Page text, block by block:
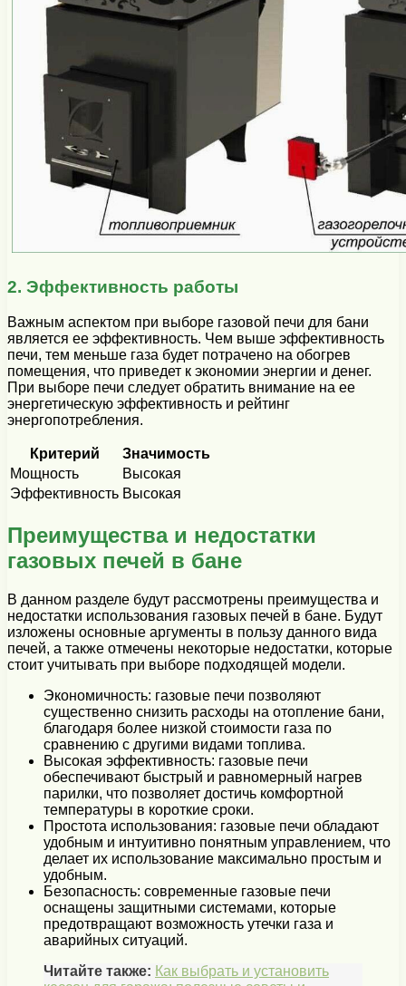
2. Эффективность работы
Важным аспектом при выборе газовой печи для бани
является ее эффективность. Чем выше эффективность
печи, тем меньше газа будет потрачено на обогрев
помещения, что приведет к экономии энергии и денег.
При выборе печи следует обратить внимание на ее
энергетическую эффективность и рейтинг
энергопотребления.
Критерий
Значимость
Мощность
Высокая
Эффективность Высокая
Преимущества и недостатки
газовых печей в бане
В данном разделе будут рассмотрены преимущества и
недостатки использования газовых печей в бане. Будут
изложены основные аргументы в пользу данного вида
печей, а также отмечены некоторые недостатки, которые
стоит учитывать при выборе подходящей модели.
Экономичность: газовые печи позволяют
существенно снизить расходы на отопление бани,
благодаря более низкой стоимости газа по
сравнению с другими видами топлива.
Высокая эффективность: газовые печи
обеспечивают быстрый и равномерный нагрев
парилки, что позволяет достичь комфортной
температуры в короткие сроки.
Простота использования: газовые печи обладают
удобным и интуитивно понятным управлением, что
делает их использование максимально простым и
удобным.
Безопасность: современные газовые печи
оснащены защитными системами, которые
предотвращают возможность утечки газа и
аварийных ситуаций.
Читайте также: Как выбрать и установить